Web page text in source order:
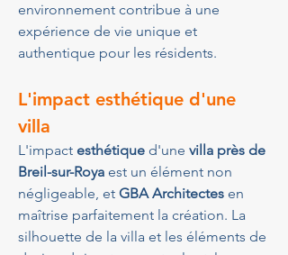
environnement contribue à une
expérience de vie unique et
authentique pour les résidents.
L'impact esthétique d'une
villa
L'impact esthétique d'une villa près de
Breil-sur-Roya est un élément non
négligeable, et GBA Architectes en
maîtrise parfaitement la création. La
silhouette de la villa et les éléments de